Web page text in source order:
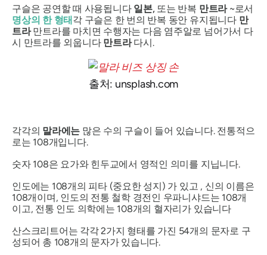
구슬은 공연할 때 사용됩니다 일본,또는 반복 만트라~로서
명상의 한 형태각 구슬은 한 번의 반복 동안 유지됩니다 만
트라만트라를 마치면 수행자는 다음 염주알로 넘어가서 다
시 만트라를 외웁니다 만트라다시.
출처: unsplash.com
각각의 말라에는 많은 수의 구슬이 들어 있습니다. 전통적으
로는 108개입니다.
숫자 108은 요가와 힌두교에서 영적인 의미를 지닙니다.
인도에는 108개의 피타 (중요한 성지) 가 있고 , 신의 이름은
108개이며, 인도의 전통 철학 경전인 우파니샤드는 108개
이고, 전통 인도 의학에는 108개의 혈자리가 있습니다
산스크리트어는 각각 2가지 형태를 가진 54개의 문자로 구
성되어 총 108개의 문자가 있습니다.